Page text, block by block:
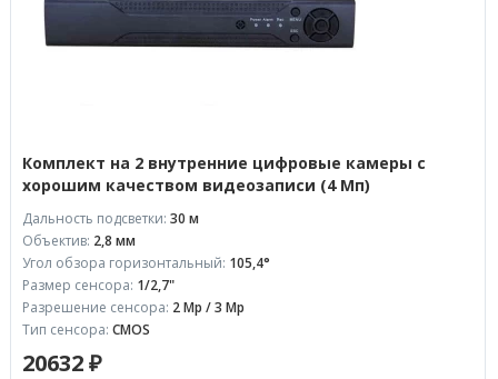
Комплект на 2 внутренние цифровые камеры с
хорошим качеством видеозаписи (4 Мп)
Дальность подсветки: 30 м
Объектив: 2,8 мм
Угол обзора горизонтальный: 105,4°
Размер сенсора: 1/2,7"
Разрешение сенсора: 2 Mp / 3 Mp
Тип сенсора: CMOS
20632 ₽